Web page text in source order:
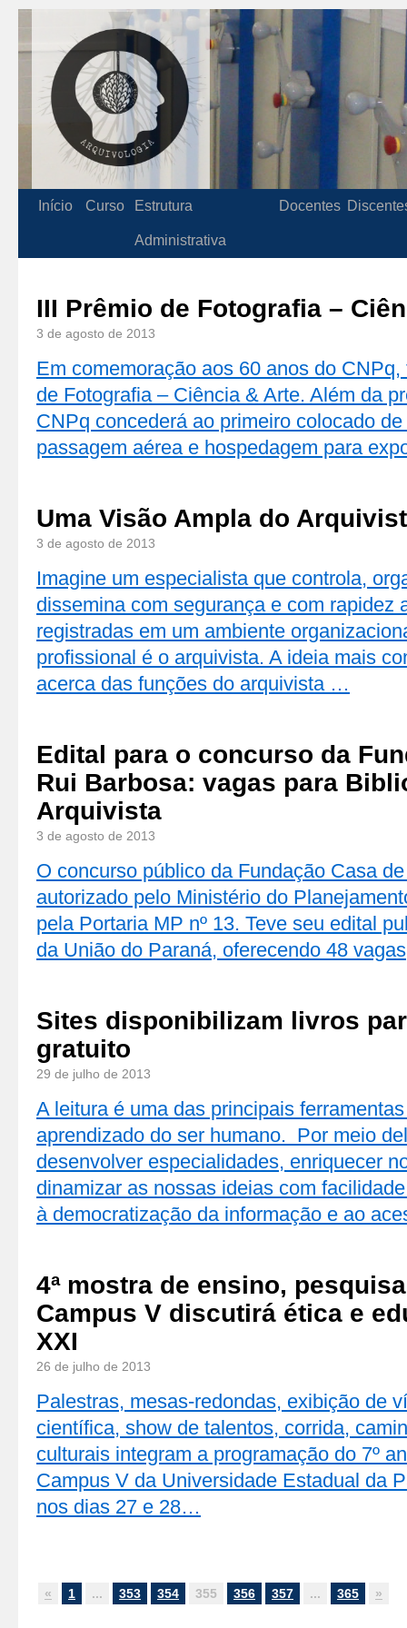
Início Curso Estrutura
Administrativa
Docentes
III Prêmio de Fotografia –
3 de agosto de 2013
Em comemoração aos 60 anos do
de Fotografia – Ciência & Arte. Além da
CNPq concederá ao primeiro colocado
passagem aérea e hospedagem para
Uma Visão Ampla do
3 de agosto de 2013
Imagine um especialista que controla,
dissemina com segurança e com rapidez
registradas em um ambiente
profissional é o arquivista. A ideia mais
acerca das funções do arquivista …
Edital para o concurso da
Rui Barbosa: vagas para
Arquivista
3 de agosto de 2013
O concurso público da Fundação Casa
autorizado pelo Ministério do
pela Portaria MP nº 13. Teve seu edital
da União do Paraná, oferecendo 48
Sites disponibilizam livros
gratuito
29 de julho de 2013
A leitura é uma das principais
aprendizado do ser humano. Por meio
desenvolver especialidades, enriquecer
dinamizar as nossas ideias com
à democratização da informação e ao
4ª mostra de ensino,
Campus V discutirá ética e
XXI
26 de julho de 2013
Palestras, mesas-redondas, exibição de
científica, show de talentos, corrida,
culturais integram a programação do 7º
Campus V da Universidade Estadual da
nos dias 27 e 28…
« 1 ... 353 354 355 356 357 ... 365 »